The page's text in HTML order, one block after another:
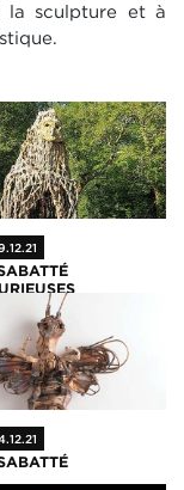
la sculpture et à